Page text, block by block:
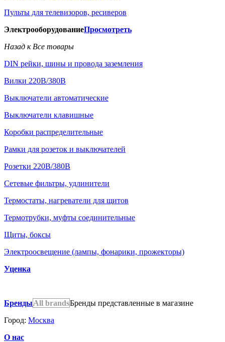
Пульты для телевизоров, ресиверов
ЭлектрооборудованиеПросмотреть
Назад к Все товары
DIN рейки, шины и провода заземления
Вилки 220В/380В
Выключатели автоматические
Выключатели клавишные
Коробки распределительные
Рамки для розеток и выключателей
Розетки 220В/380В
Сетевые фильтры, удлинители
Термостаты, нагреватели для щитов
Термотрубки, муфты соединительные
Щиты, боксы
Электроосвещение (лампы, фонарики, прожекторы)
Уценка
БрендыAll brandsБренды представленные в магазине
Город: Москва
О нас